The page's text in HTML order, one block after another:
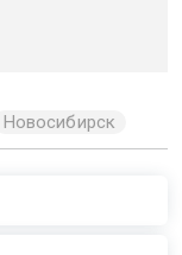
Новосибирск